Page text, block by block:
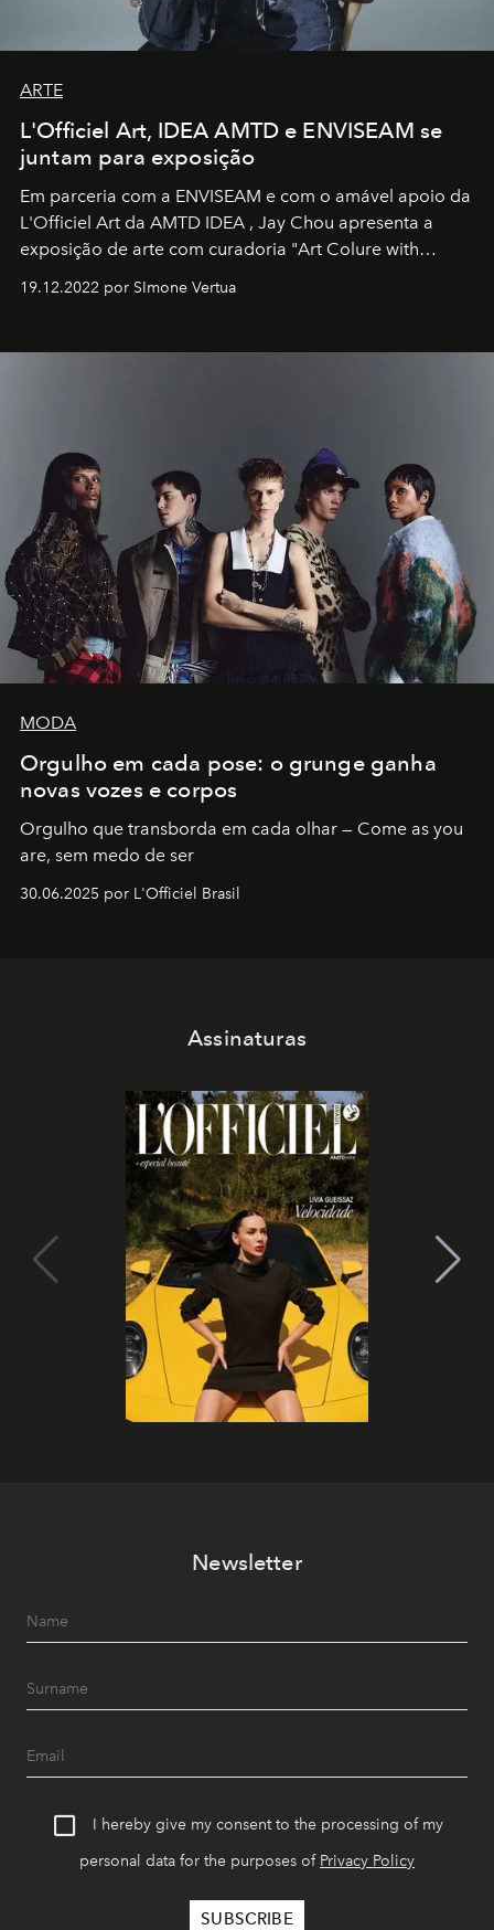
ARTE
L'Officiel Art, IDEA AMTD e ENVISEAM se
juntam para exposição
Em parceria com a ENVISEAM e com o amável apoio da
L'Officiel Art da AMTD IDEA , Jay Chou apresenta a
exposição de arte com curadoria "Art Colure with
19.12.2022 por SImone Vertua
MODA
Orgulho em cada pose: o grunge ganha
novas vozes e corpos
Orgulho que transborda em cada olhar — Come as you
are, sem medo de ser
30.06.2025 por L'Officiel Brasil
Assinaturas
Newsletter
I hereby give my consent to the processing of my
personal data for the purposes of Privacy Policy